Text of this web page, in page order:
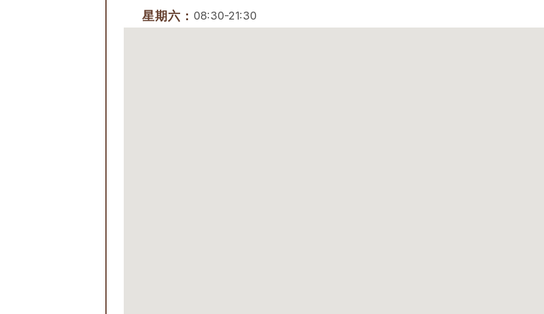
星期六： 08:30-21:30